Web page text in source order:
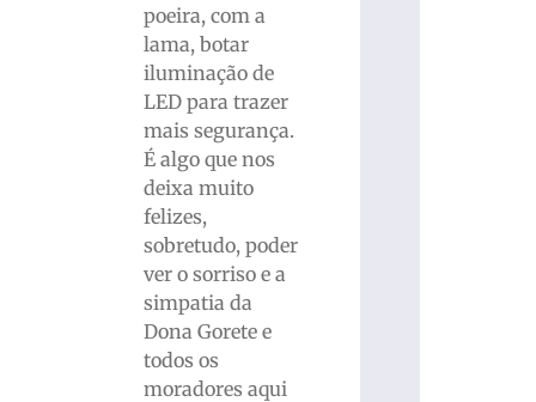
poeira, com a
lama, botar
iluminação de
LED para trazer
mais segurança.
É algo que nos
deixa muito
felizes,
sobretudo, poder
ver o sorriso e a
simpatia da
Dona Gorete e
todos os
moradores aqui